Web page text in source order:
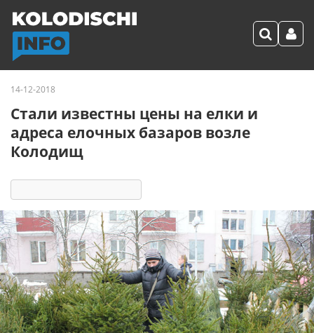
14-12-2018
Стали известны цены на елки и
адреса елочных базаров возле
Колодищ